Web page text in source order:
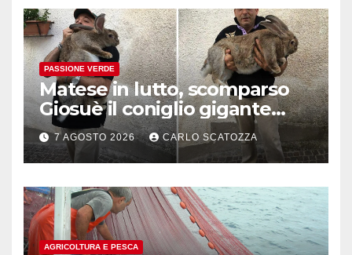
PASSIONE VERDE
Matese in lutto, scomparso
Giosuè il coniglio gigante
pluripremiato
7 AGOSTO 2026 CARLO SCATOZZA
AGRICOLTURA E PESCA